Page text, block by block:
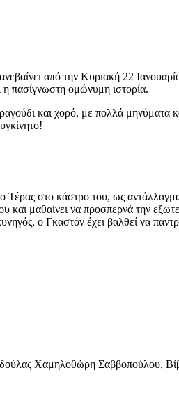
από την Κυριακή 22
πασίγνωστη ομώνυμη ιστορία.
και χορό, με πολλά μηνύματα
Τέρας στο κάστρο του, ως
και μαθαίνει να προσπερνά την
ο Γκαστόν έχει βαλθεί να
Χαμηλοθώρη Σαββοπούλου,